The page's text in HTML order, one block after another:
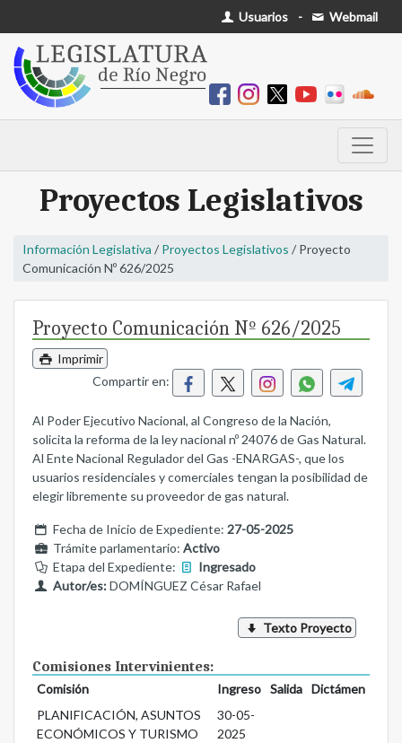
Usuarios - Webmail
Proyectos Legislativos
Información Legislativa / Proyectos Legislativos / Proyecto
Comunicación Nº 626/2025
Proyecto Comunicación Nº 626/2025
Imprimir
Compartir en:
Al Poder Ejecutivo Nacional, al Congreso de la Nación,
solicita la reforma de la ley nacional nº 24076 de Gas Natural.
Al Ente Nacional Regulador del Gas -ENARGAS-, que los
usuarios residenciales y comerciales tengan la posibilidad de
elegir libremente su proveedor de gas natural.
Fecha de Inicio de Expediente: 27-05-2025
Trámite parlamentario: Activo
Etapa del Expediente:
Ingresado
Autor/es:DOMÍNGUEZ César Rafael
Texto Proyecto
Comisiones Intervinientes:
Comisión Ingreso Salida
Dictámen
PLANIFICACIÓN, ASUNTOS
ECONÓMICOS Y TURISMO
30-05-
2025